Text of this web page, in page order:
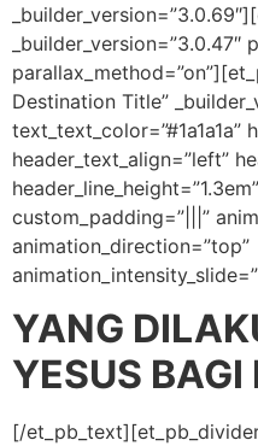
_builder_version=”3.0.47″
Destination Title”
header_text_align=”left”
custom_padding=”|||”
animation_direction=”top”
YANG
YESUS BAGI
[/